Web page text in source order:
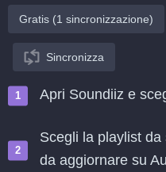
Gratis (1 sincronizzazione)
Sincronizza
Apri Soundiiz e
Scegli la playlist
da aggiornare su